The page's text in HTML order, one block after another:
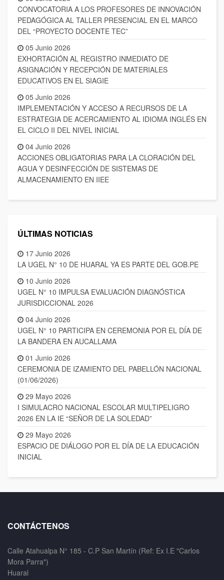
CONVOCATORIA A LOS PROFESORES DE INNOVACIÓN
PEDAGÓGICA AL TALLER PRESENCIAL EN EL MARCO
DEL “PROYECTO DOCENTE TEC”
05 Junio 2026
EXHORTACIÓN AL REGISTRO INMEDIATO DE
ASIGNACIÓN Y RECEPCIÓN DE MATERIALES
EDUCATIVOS EN EL SIAGIE
05 Junio 2026
IMPLEMENTACIÓN Y ACCESO A RECURSOS DE LA
ESTRATEGIA DE ACERCAMIENTO AL IDIOMA INGLÉS EN
EL CICLO II DEL NIVEL INICIAL
04 Junio 2026
ACCIONES OBLIGATORIAS PARA LA CLORACIÓN DEL
AGUA Y DESINFECCIÓN DE SISTEMAS DE
ALMACENAMIENTO EN IIEE
ÚLTIMAS NOTICIAS
17 Junio 2026
LA UGEL N° 10 DE HUARAL YA ES PARTE DEL GOB.PE
10 Junio 2026
UGEL N° 10 IMPULSA EVALUACIÓN DIAGNÓSTICA
JURISDICCIONAL 2026
04 Junio 2026
UGEL N° 10 PARTICIPA EN CEREMONIA POR EL DÍA DE
LA BANDERA EN AUCALLAMA
01 Junio 2026
CEREMONIA DE IZAMIENTO DEL PABELLÓN NACIONAL
(01/06/2026)
29 Mayo 2026
I SIMULACRO NACIONAL ESCOLAR MULTIPELIGRO
2026 EN LA IE “SEÑOR DE LA SOLEDAD”
29 Mayo 2026
ESPACIO DE DIÁLOGO POR EL DÍA DE LA EDUCACIÓN
INICIAL
CONTÁCTENOS
Calle Atahualpa N° 185 - C.P San Martín (Ref: Ex I.E "Carlos
Mora Parra")
Huaral